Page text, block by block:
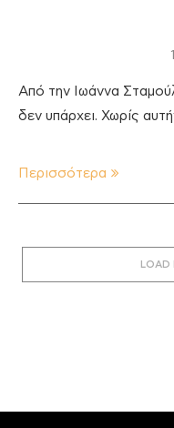
Από την Ιωάννα
δεν υπάρχει. Χωρίς
Περισσότερα
LOAD